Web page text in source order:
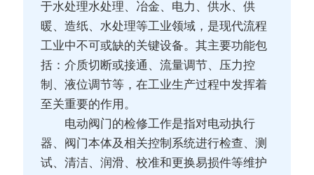
于水处理水处理、冶金、电力、供水、供
暖、造纸、水处理等工业领域，是现代流程
工业中不可或缺的关键设备。其主要功能包
括：介质切断或接通、流量调节、压力控
制、液位调节等，在工业生产过程中发挥着
至关重要的作用。
电动阀门的检修工作是指对电动执行
器、阀门本体及相关控制系统进行检查、测
试、清洁、润滑、校准和更换易损件等维护